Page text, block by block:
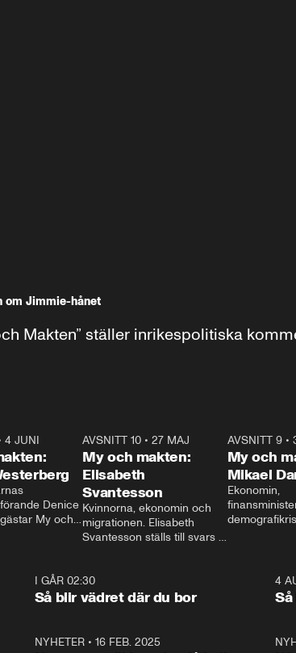
om Jimmie-hånet
Makten” ställer inrikespolitiska
23:40
4 JUNI
Denice
My och
AVSNITT 10 •27 MAJ
My och makten:
Elisabeth
Svantesson
Kvinnorna, ekonomin och
migrationen. Elisabeth
Svantesson ställs till svars
AVSNITT 9•
My och
Mikael
Ekonomin,
och Makten.
1:06
I GÅR 02:30
Så blir vädret där du bor
4
NYHETER• 16 FEB. 2025